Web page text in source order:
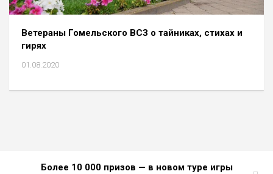
Ветераны Гомельского ВСЗ о тайниках, стихах и
гирях
01.08.2020
Более 10 000 призов — в новом туре игры